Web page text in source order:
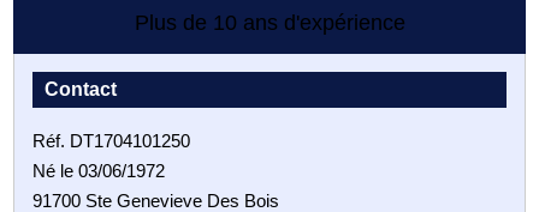
Plus de 10 ans d'expérience
Contact
Réf. DT1704101250
Né le 03/06/1972
91700 Ste Genevieve Des Bois